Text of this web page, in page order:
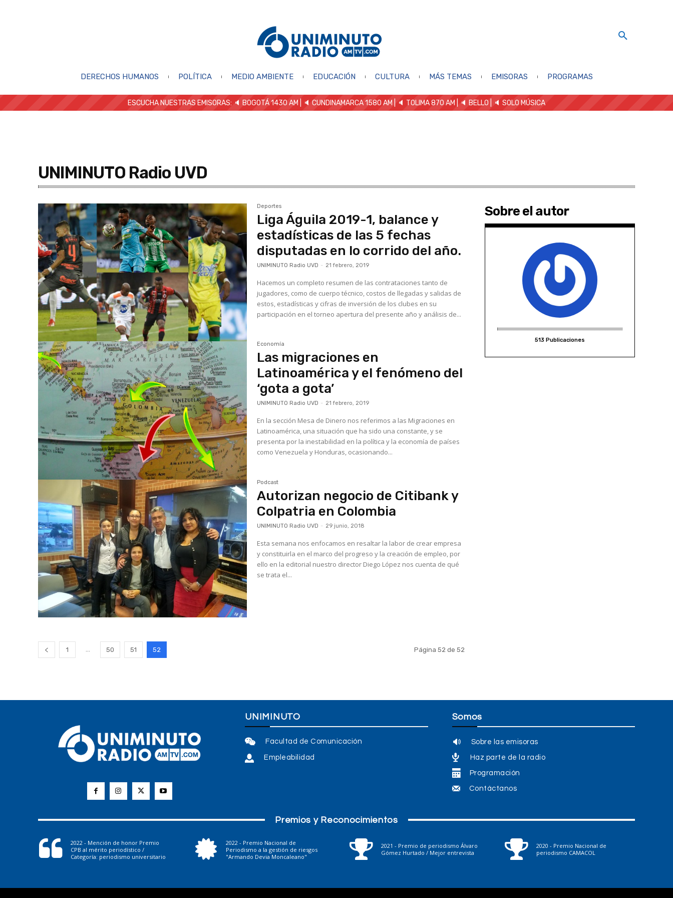
DERECHOS HUMANOS POLÍTICA MEDIO AMBIENTE EDUCACIÓN CULTURA MÁS TEMAS EMISORAS PROGRAMAS
ESCUCHA NUESTRAS EMISORAS: 🔈 BOGOTÁ 1430 AM | 🔈 CUNDINAMARCA 1580 AM | 🔈 TOLIMA 870 AM | 🔈 BELLO 🔈 SOLO MÚSICA
UNIMINUTO Radio UVD
Deportes
Liga Águila 2019-1, balance y
estadísticas de las 5 fechas
disputadas en lo corrido del año.
UNIMINUTO Radio UVD - 21 febrero, 2019
Hacemos un completo resumen de las contrataciones tanto de
jugadores, como de cuerpo técnico, costos de llegadas y salidas de
estos, estadísticas y cifras de inversión de los clubes en su
participación en el torneo apertura del presente año y análisis de...
Economía
Las migraciones en
Latinoamérica y el fenómeno del
‘gota a gota’
UNIMINUTO Radio UVD - 21 febrero, 2019
En la sección Mesa de Dinero nos referimos a las Migraciones en
Latinoamérica, una situación que ha sido una constante, y se
presenta por la inestabilidad en la política y la economía de países
como Venezuela y Honduras, ocasionando...
Podcast
Autorizan negocio de Citibank y
Colpatria en Colombia
UNIMINUTO Radio UVD - 29 junio, 2018
Esta semana nos enfocamos en resaltar la labor de crear empresa
y constituirla en el marco del progreso y la creación de empleo, por
ello en la editorial nuestro director Diego López nos cuenta de qué
se trata el...
1 ... 50 51 52 Página 52 de 52
Sobre el autor
513 Publicaciones
UNIMINUTO
Facultad de Comunicación
Empleabilidad
Somos
Sobre las emisoras
Haz parte de la radio
Programación
Contáctanos
Premios y Reconocimientos
2022 - Mención de honor Premio
CPB al mérito periodístico /
Categoría: periodismo universitario
2022 - Premio Nacional de
Periodismo a la gestión de riesgos
"Armando Devia Moncaleano"
2021 - Premio de periodismo Álvaro
Gómez Hurtado / Mejor entrevista
2020 - Premio Nacional de
periodismo CAMACOL